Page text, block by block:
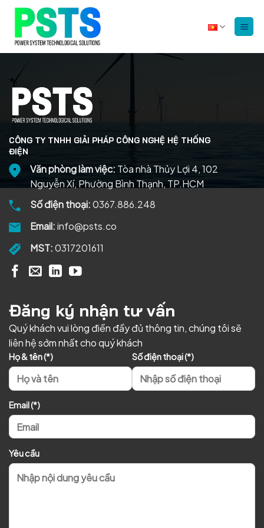
dung
CÔNG TY TNHH GIẢI PHÁP CÔNG NGHỆ HỆ THỐNG
ĐIỆN
Văn phòng làm việc: Tòa nhà Thủy Lợi 4, 102
Nguyễn Xí, Phường Bình Thạnh, TP.HCM
Số điện thoại:0367.886.248
Email:info@psts.co
MST:0317201611
Đăng ký nhận tư vấn
Quý khách vui lòng điền đầy đủ thông tin, chúng tôi sẽ
liên hệ sớm nhất cho quý khách
Họ & tên (*) Số điện thoại (*)
Email (*)
Yêu cầu